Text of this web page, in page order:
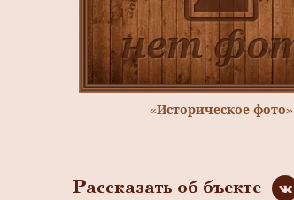
«Историческое фото»
Рассказать об бъекте